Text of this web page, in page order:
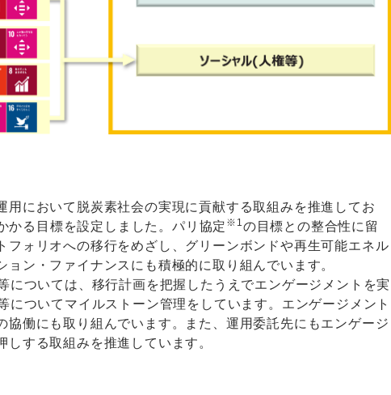
用において脱炭素社会の実現に貢献する取組みを推進してお
かる目標を設定しました。パリ協定 ※1 の目標との整合性に留
フォリオへの移行をめざし、グリーンボンドや再生可能エネル
ン・ファイナンスにも積極的に取り組んでいます。
については、移行計画を把握したうえでエンゲージメントを実
ついてマイルストーン管理をしています。エンゲージメント
協働にも取り組んでいます。また、運用委託先にもエンゲージ
する取組みを推進しています。